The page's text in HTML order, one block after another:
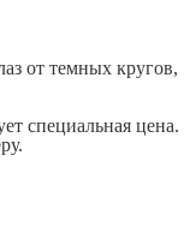
от темных кругов,
специальная цена.